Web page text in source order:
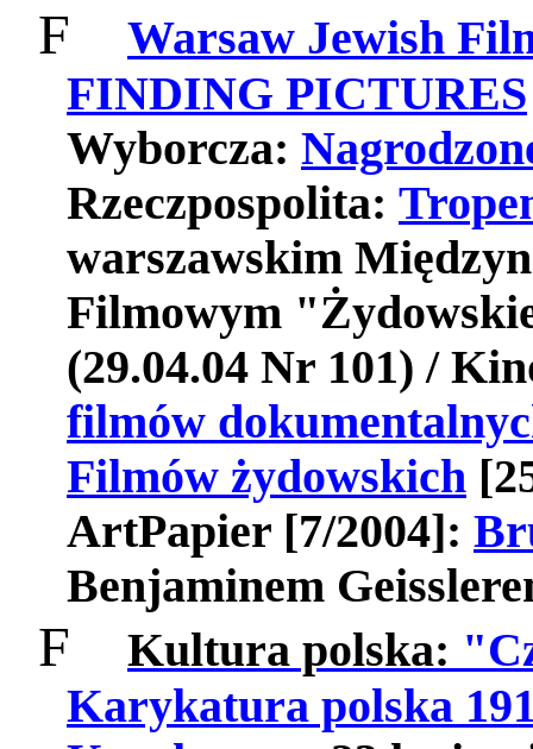
F
Warsaw Jewish
FINDING PICTURES
Wyborcza:
Rzeczpospolita:
warszawskim
Filmowym
(29.04.04 Nr 101) /
filmów
Filmów żydowskich
ArtPapier [7/2004]:
Benjaminem
F Kultura polska:
Karykatura polska